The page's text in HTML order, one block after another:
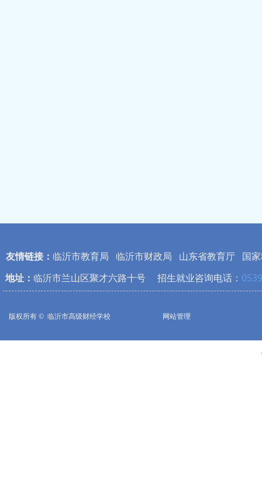
地址： 临沂市兰山区聚才六路十号 招生就业咨询电话：
友情链接： 临沂市教育局 临沂市财政局 山东省教育厅 国
版权所有 © 临沂市高级财经学校 网站管理